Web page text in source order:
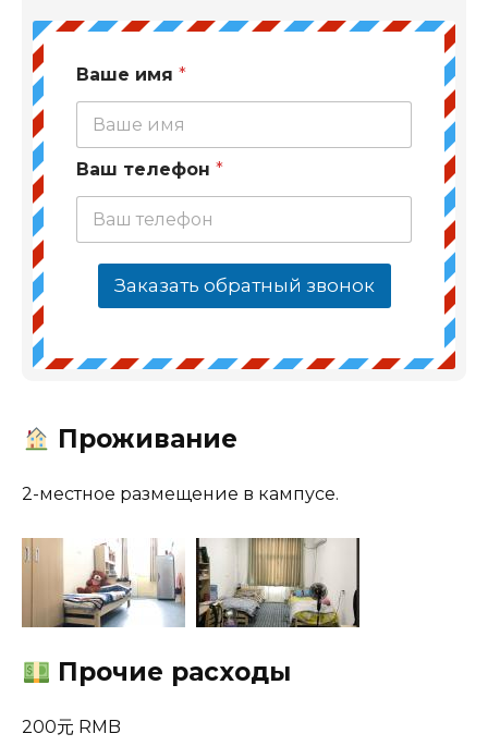
Ваше имя *
Ваш телефон *
Заказать обратный звонок
Проживание
2-местное размещение в кампусе.
Прочие расходы
200元 RMB